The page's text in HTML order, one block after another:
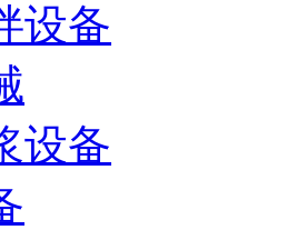
设备
设备